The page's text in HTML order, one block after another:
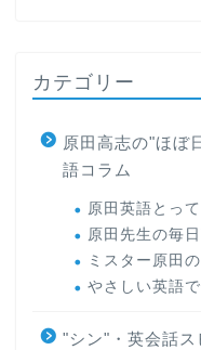
カテゴリー
原田高志の"ほぼ
語コラム
原田英語とっ
原田先生の毎日
ミスター原田
やさしい英語
"シン"・英会話ス